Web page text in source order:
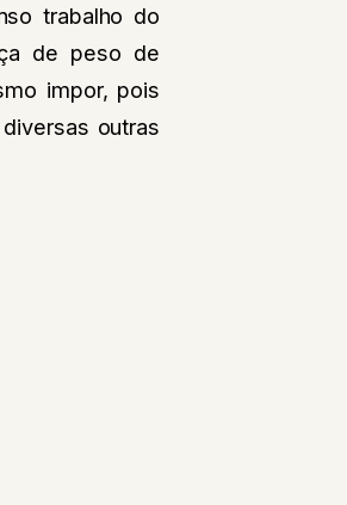
trabalho do
de peso de
impor, pois
outras